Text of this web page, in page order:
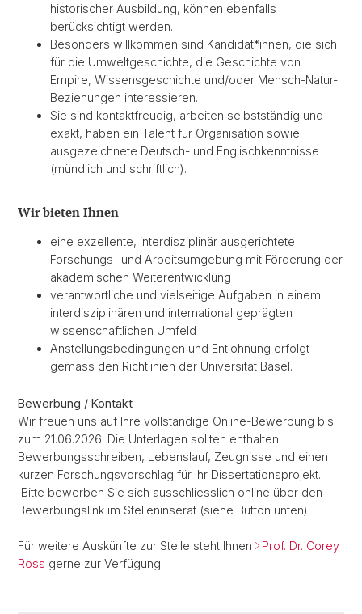
historischer Ausbildung, können ebenfalls
berücksichtigt werden.
Besonders willkommen sind Kandidat*innen, die sich
für die Umweltgeschichte, die Geschichte von
Empire, Wissensgeschichte und/oder Mensch-Natur-
Beziehungen interessieren.
Sie sind kontaktfreudig, arbeiten selbstständig und
exakt, haben ein Talent für Organisation sowie
ausgezeichnete Deutsch- und Englischkenntnisse
(mündlich und schriftlich).
Wir bieten Ihnen
eine exzellente, interdisziplinär ausgerichtete
Forschungs- und Arbeitsumgebung mit Förderung der
akademischen Weiterentwicklung
verantwortliche und vielseitige Aufgaben in einem
interdisziplinären und international geprägten
wissenschaftlichen Umfeld
Anstellungsbedingungen und Entlohnung erfolgt
gemäss den Richtlinien der Universität Basel.
Bewerbung / Kontakt
Wir freuen uns auf Ihre vollständige Online-Bewerbung bis
zum 21.06.2026. Die Unterlagen sollten enthalten:
Bewerbungsschreiben, Lebenslauf, Zeugnisse und einen
kurzen Forschungsvorschlag für Ihr Dissertationsprojekt.
Bitte bewerben Sie sich ausschliesslich online über den
Bewerbungslink im Stelleninserat (siehe Button unten).
Für weitere Auskünfte zur Stelle steht Ihnen
Prof. Dr. Corey
Ross gerne zur Verfügung.